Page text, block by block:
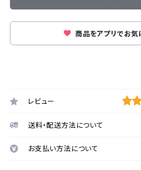
商品をアプリでお気
レビュー
送料・配送方法について
お支払い方法について